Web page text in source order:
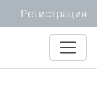
Регистрация